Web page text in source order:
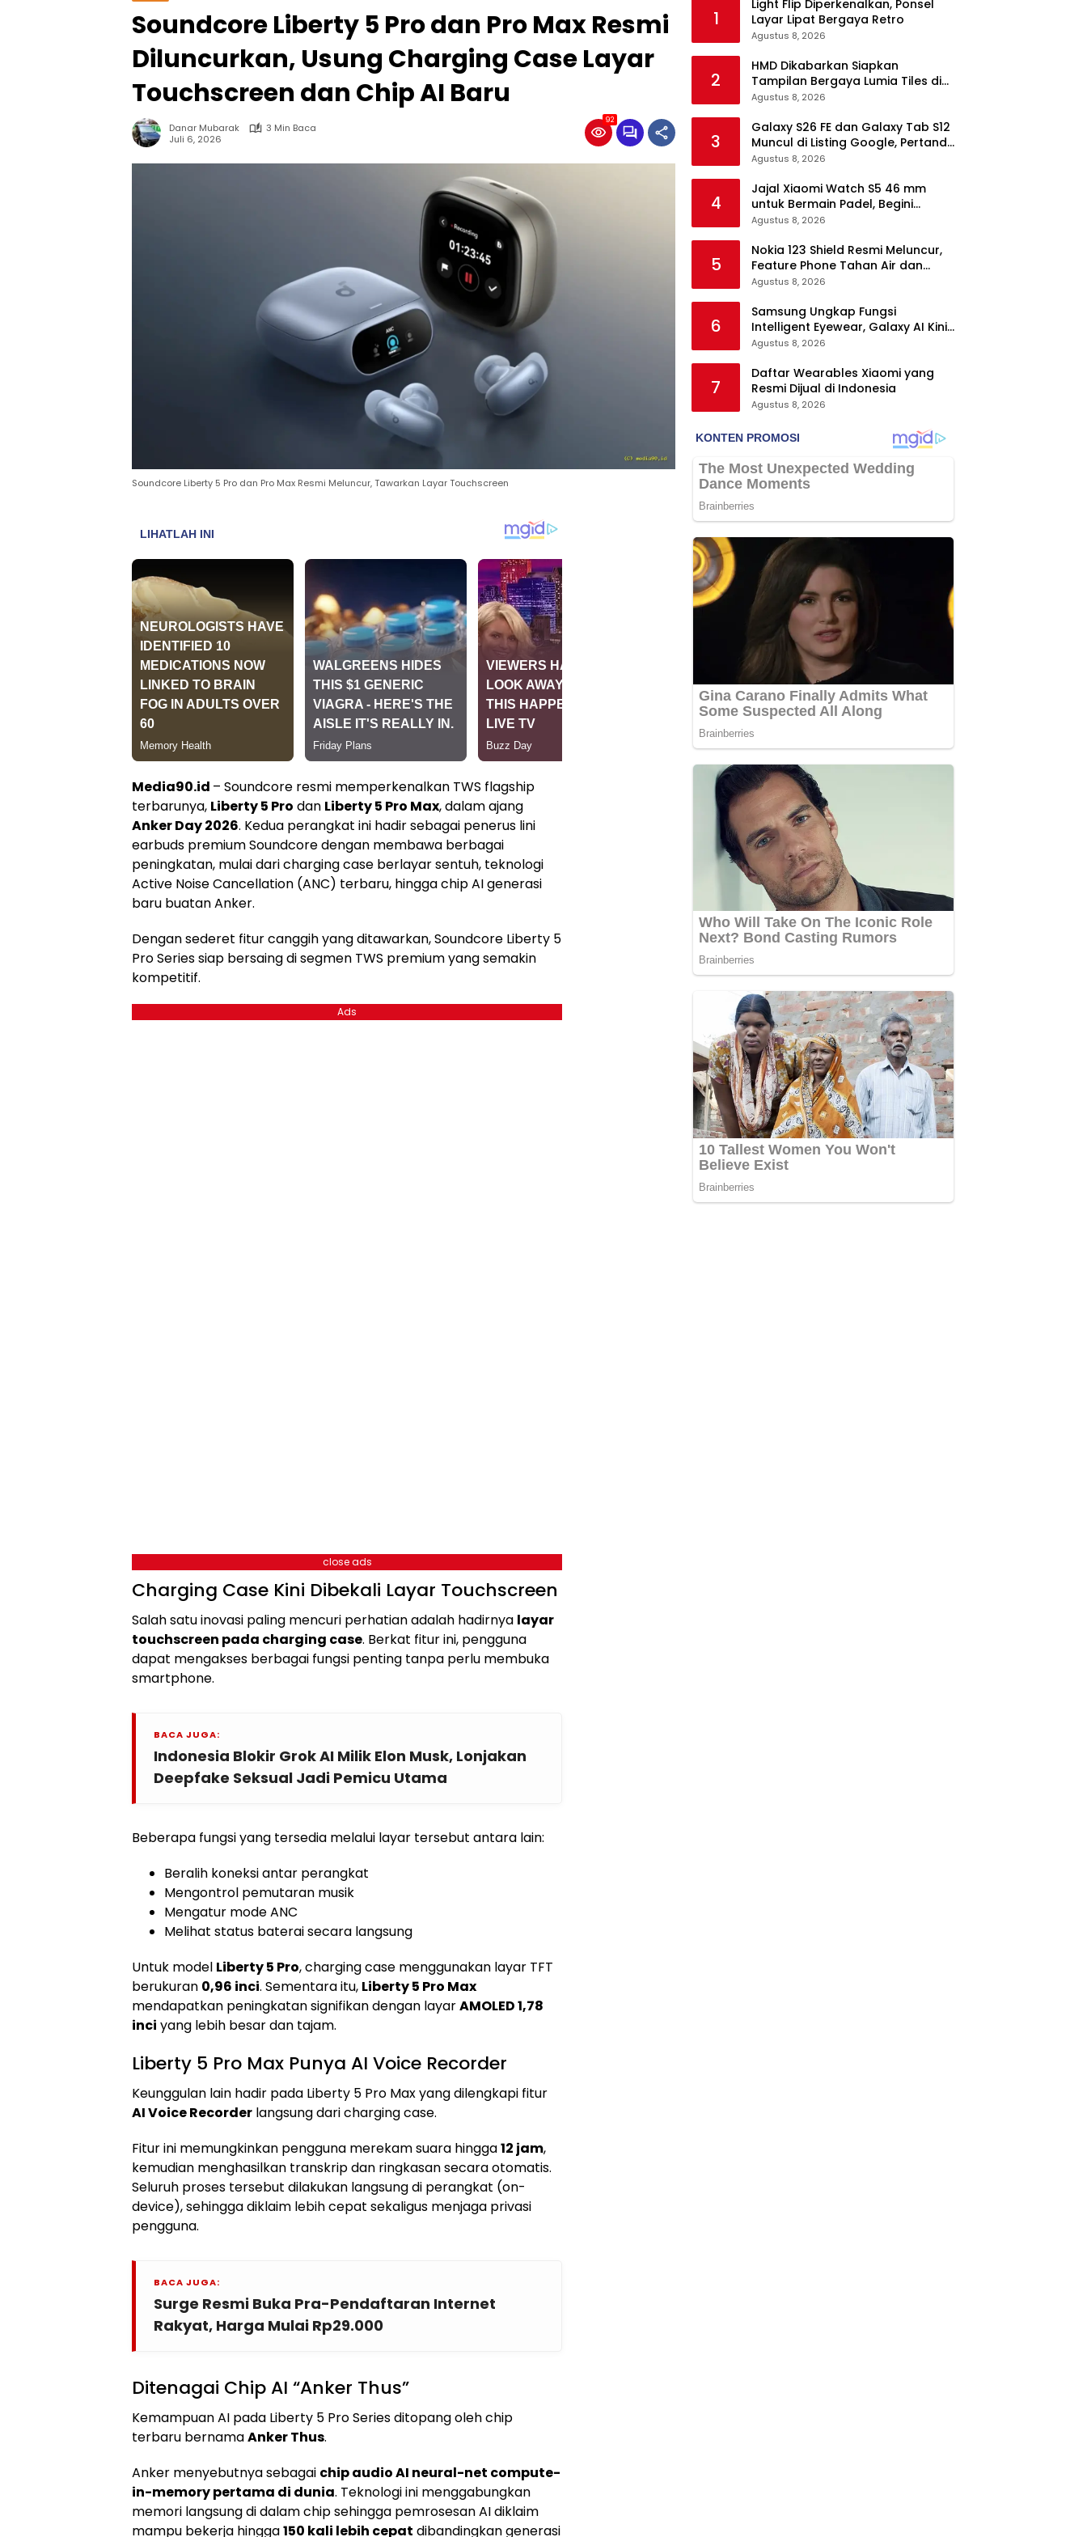
Soundcore Liberty 5 Pro dan Pro Max Resmi
Diluncurkan, Usung Charging Case Layar
Touchscreen dan Chip AI Baru
Danar Mubarak
3 Min Baca
Juli 6, 2026
92
Soundcore Liberty 5 Pro dan Pro Max Resmi Meluncur, Tawarkan Layar Touchscreen
Media90.id – Soundcore resmi memperkenalkan TWS flagship
terbarunya, Liberty 5 Pro dan Liberty 5 Pro Max, dalam ajang
Anker Day 2026. Kedua perangkat ini hadir sebagai penerus lini
earbuds premium Soundcore dengan membawa berbagai
peningkatan, mulai dari charging case berlayar sentuh, teknologi
Active Noise Cancellation (ANC) terbaru, hingga chip AI generasi
baru buatan Anker.
Dengan sederet fitur canggih yang ditawarkan, Soundcore Liberty 5
Pro Series siap bersaing di segmen TWS premium yang semakin
kompetitif.
Ads
close ads
Charging Case Kini Dibekali Layar Touchscreen
Salah satu inovasi paling mencuri perhatian adalah hadirnya layar
touchscreen pada charging case. Berkat fitur ini, pengguna
dapat mengakses berbagai fungsi penting tanpa perlu membuka
smartphone.
BACA JUGA:
Indonesia Blokir Grok AI Milik Elon Musk, Lonjakan
Deepfake Seksual Jadi Pemicu Utama
Beberapa fungsi yang tersedia melalui layar tersebut antara lain:
Beralih koneksi antar perangkat
Mengontrol pemutaran musik
Mengatur mode ANC
Melihat status baterai secara langsung
Untuk model Liberty 5 Pro, charging case menggunakan layar TFT
berukuran 0,96 inci. Sementara itu, Liberty 5 Pro Max
mendapatkan peningkatan signifikan dengan layarAMOLED 1,78
inci yang lebih besar dan tajam.
Liberty 5 Pro Max Punya AI Voice Recorder
Keunggulan lain hadir pada Liberty 5 Pro Max yang dilengkapi fitur
AI Voice Recorder langsung dari charging case.
Fitur ini memungkinkan pengguna merekam suara hingga12 jam,
kemudian menghasilkan transkrip dan ringkasan secara otomatis.
Seluruh proses tersebut dilakukan langsung di perangkat (on-
device), sehingga diklaim lebih cepat sekaligus menjaga privasi
pengguna.
BACA JUGA:
Surge Resmi Buka Pra-Pendaftaran Internet
Rakyat, Harga Mulai Rp29.000
Ditenagai Chip AI “Anker Thus”
Kemampuan AI pada Liberty 5 Pro Series ditopang oleh chip
terbaru bernamaAnker Thus.
Anker menyebutnya sebagai chip audio AI neural-net compute-
in-memory pertama di dunia. Teknologi ini menggabungkan
memori langsung di dalam chip sehingga pemrosesan AI diklaim
mampu bekerja hingga150 kali lebih cepat dibandingkan generasi
1
Light Flip Diperkenalkan, Ponsel
Layar Lipat Bergaya Retro
Agustus 8, 2026
2
HMD Dikabarkan Siapkan
Tampilan Bergaya Lumia Tiles di
Ponsel Android
Agustus 8, 2026
3
Galaxy S26 FE dan Galaxy Tab S12
Muncul di Listing Google, Pertanda
Segera Rilis?
Agustus 8, 2026
4
Jajal Xiaomi Watch S5 46 mm
untuk Bermain Padel, Begini
Kemampuannya
Agustus 8, 2026
5
Nokia 123 Shield Resmi Meluncur,
Feature Phone Tahan Air dan
Debu
Agustus 8, 2026
6
Samsung Ungkap Fungsi
Intelligent Eyewear, Galaxy AI Kini
Bisa Diakses Tanpa Layar
Agustus 8, 2026
7
Daftar Wearables Xiaomi yang
Resmi Dijual di Indonesia
Agustus 8, 2026